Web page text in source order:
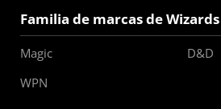
Familia de marcas de Wizards
Magic
D&D
WPN